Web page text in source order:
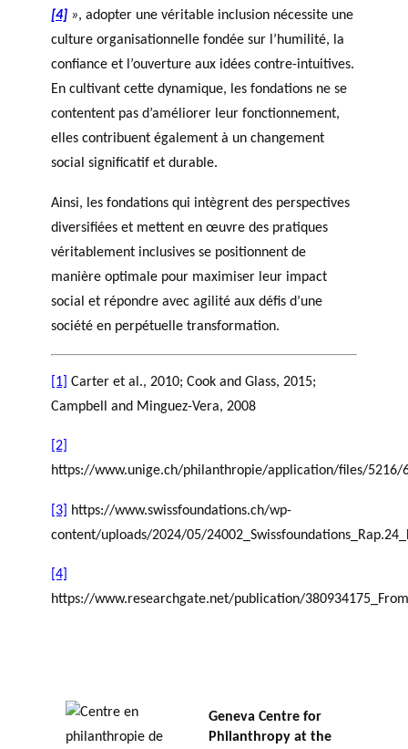
[4] », adopter une véritable inclusion nécessite une
culture organisationnelle fondée sur l’humilité, la
confiance et l’ouverture aux idées contre-intuitives.
En cultivant cette dynamique, les fondations ne se
contentent pas d’améliorer leur fonctionnement,
elles contribuent également à un changement
social significatif et durable.
Ainsi, les fondations qui intègrent des perspectives
diversifiées et mettent en œuvre des pratiques
véritablement inclusives se positionnent de
manière optimale pour maximiser leur impact
social et répondre avec agilité aux défis d’une
société en perpétuelle transformation.
[1] Carter et al., 2010; Cook and Glass, 2015;
Campbell and Minguez-Vera, 2008
[2]
https://www.unige.ch/philanthropie/application/files/5216/
[3] https://www.swissfoundations.ch/wp-
content/uploads/2024/05/
[4]
https://www.researchgate.net/publication/
Geneva Centre for
Philanthropy at the